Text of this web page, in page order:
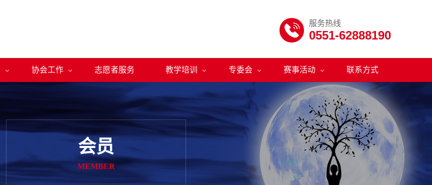
 服务热线
0551-62888190
 协会工作  志愿者服务 教学培训  专委会  赛事活动  联系方式
会员
MEMBER